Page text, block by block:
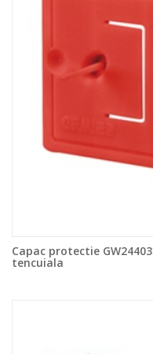
Capac protectie
tencuiala